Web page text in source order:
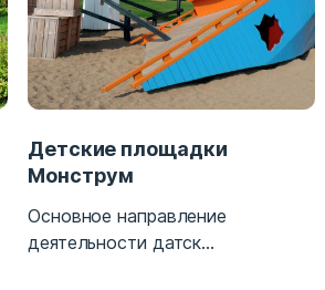
Детские площадки
Монструм
Основное направление
деятельности датск...